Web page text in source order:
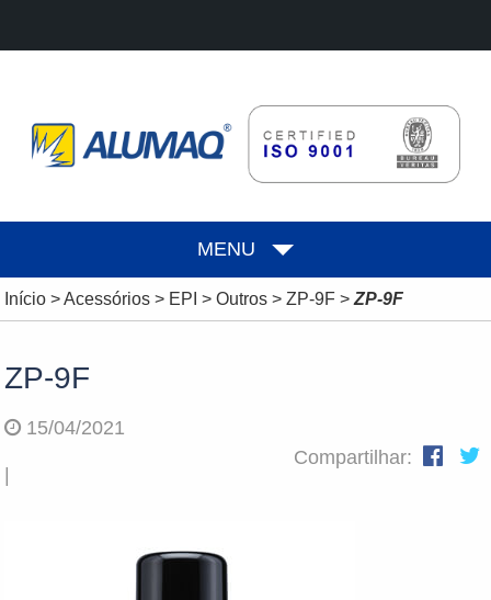
MENU
Início>Acessórios> EPI > Outros> ZP-9F> ZP-9F
ZP-9F
15/04/2021
|
Compartilhar: